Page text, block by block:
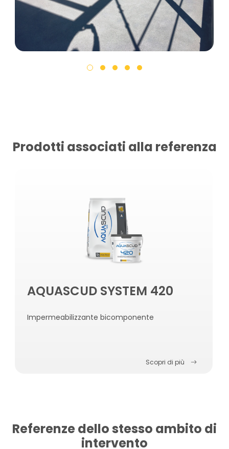
Prodotti associati alla referenza
AQUASCUD SYSTEM 420
Impermeabilizzante bicomponente
Scopri di più
Referenze dello stesso ambito di
intervento